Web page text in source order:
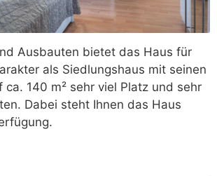
Ausbauten bietet das Haus für
als Siedlungshaus mit seinen
ca. 140 m² sehr viel Platz und sehr
Dabei steht Ihnen das Haus